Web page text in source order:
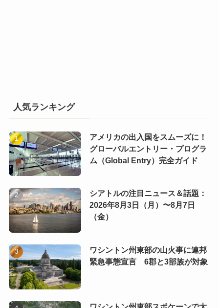
人気ランキング
アメリカの出入国をスムーズに！
グローバルエントリー・プログラ
ム（Global Entry）完全ガイド
シアトルの注目ニュース＆話題：
2026年8月3日（月）〜8月7日
（金）
ワシントン州東部の山火事に連邦
緊急事態宣言 6郡と3部族が対象